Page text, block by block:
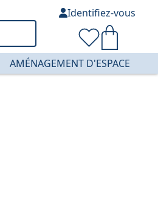
AMÉNAGEMENT D'ESPACE
Identifiez-vous